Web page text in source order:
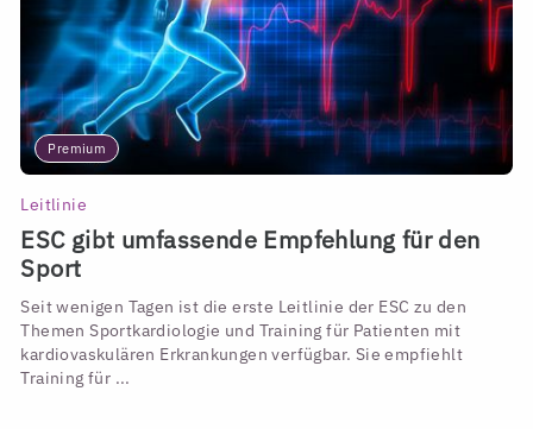
Premium
Leitlinie
ESC gibt umfassende Empfehlung für den
Sport
Seit wenigen Tagen ist die erste Leitlinie der ESC zu den
Themen Sportkardiologie und Training für Patienten mit
kardiovaskulären Erkrankungen verfügbar. Sie empfiehlt
Training für ...